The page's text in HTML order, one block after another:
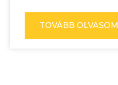
TOVÁBB OLVASOM